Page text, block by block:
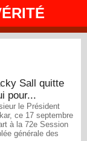
Sall quitte
pour...
le Président
ce 17 septembre
à la 72e Session
générale des